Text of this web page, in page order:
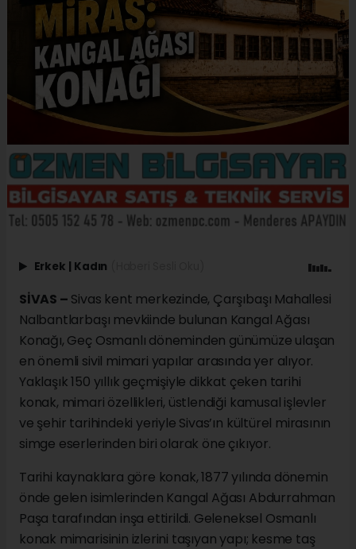
Erkek | Kadın
SİVAS – Sivas kent merkezinde, Çarşıbaşı Mahallesi
Nalbantlarbaşı mevkiinde bulunan Kangal Ağası
Konağı, Geç Osmanlı döneminden günümüze ulaşan
en önemli sivil mimari yapılar arasında yer alıyor.
Yaklaşık 150 yıllık geçmişiyle dikkat çeken tarihi
konak, mimari özellikleri, üstlendiği kamusal işlevler
ve şehir tarihindeki yeriyle Sivas’ın kültürel mirasının
simge eserlerinden biri olarak öne çıkıyor.
Tarihi kaynaklara göre konak, 1877 yılında dönemin
önde gelen isimlerinden Kangal Ağası Abdurrahman
Paşa tarafından inşa ettirildi. Geleneksel Osmanlı
konak mimarisinin izlerini taşıyan yapı; kesme taş